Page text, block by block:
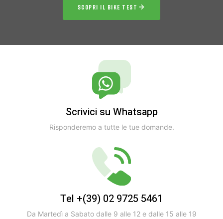
SCOPRI IL BIKE TEST
Scrivici su Whatsapp
Risponderemo a tutte le tue domande.
Tel +(39) 02 9725 5461
Da Martedì a Sabato dalle 9 alle 12 e dalle 15 alle 19